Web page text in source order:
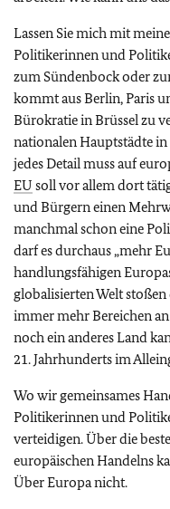
Lassen Sie mich mit
Politikerinnen und
zum Sündenbock oder
kommt aus Berlin, Paris
Bürokratie in Brüssel zu
nationalen Hauptstädte
jedes Detail muss auf
EU soll vor allem dort
und Bürgern einen
manchmal schon eine
darf es durchaus „mehr
handlungsfähigen
globalisierten Welt
immer mehr Bereichen
noch ein anderes Land
21. Jahrhunderts im
Wo wir gemeinsames
Politikerinnen und
verteidigen. Über die
europäischen Handelns
Über Europa nicht.